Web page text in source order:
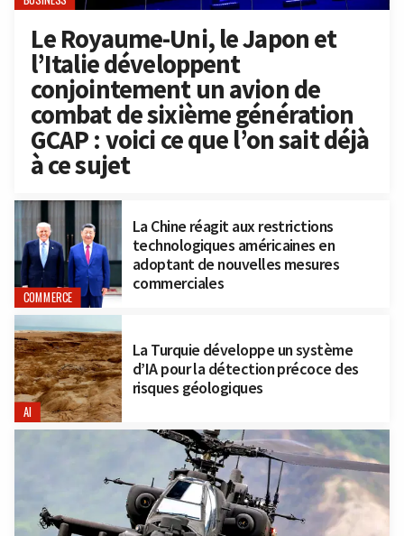
Le Royaume-Uni, le Japon et
l’Italie développent
conjointement un avion de
combat de sixième génération
GCAP : voici ce que l’on sait déjà
à ce sujet
COMMERCE
La Chine réagit aux restrictions
technologiques américaines en
adoptant de nouvelles mesures
commerciales
AI
La Turquie développe un système
d’IA pour la détection précoce des
risques géologiques